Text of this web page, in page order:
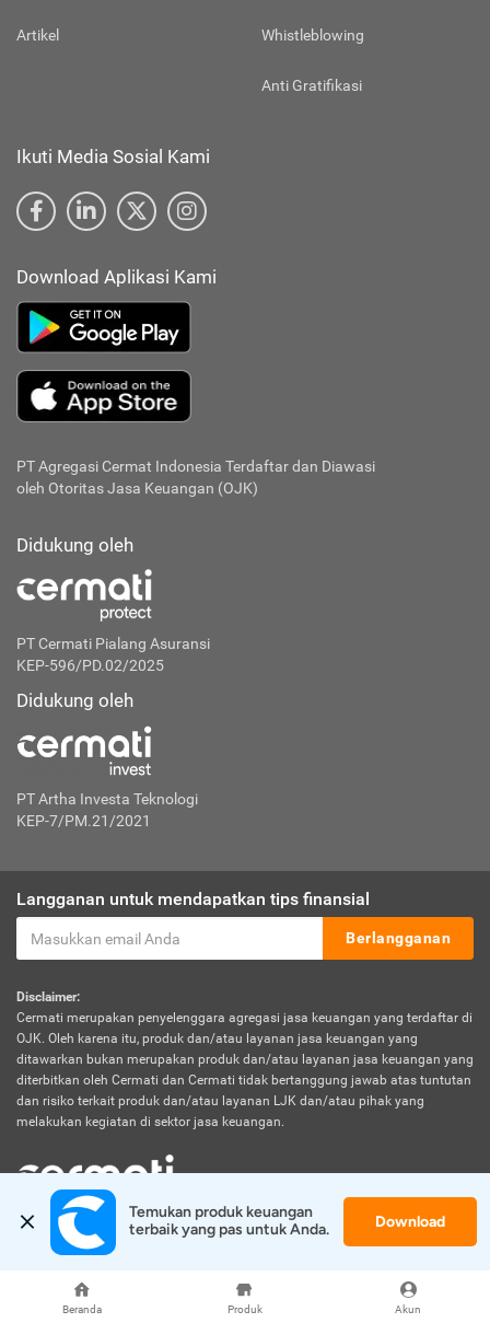
Beranda Produk Akun
Artikel Whistleblowing
Anti Gratifikasi
Ikuti Media Sosial Kami
Download Aplikasi Kami
PT Agregasi Cermat Indonesia Terdaftar dan Diawasi
oleh Otoritas Jasa Keuangan (OJK)
Didukung oleh
PT Cermati Pialang Asuransi
KEP-596/PD.02/2025
Didukung oleh
PT Artha Investa Teknologi
KEP-7/PM.21/2021
Langganan untuk mendapatkan tips finansial
Berlangganan
Disclaimer:
Cermati merupakan penyelenggara agregasi jasa keuangan yang terdaftar di
OJK. Oleh karena itu, produk dan/atau layanan jasa keuangan yang
ditawarkan bukan merupakan produk dan/atau layanan jasa keuangan yang
diterbitkan oleh Cermati dan Cermati tidak bertanggung jawab atas tuntutan
dan risiko terkait produk dan/atau layanan LJK dan/atau pihak yang
melakukan kegiatan di sektor jasa keuangan.
© 2026 Cermati. All Rights Reserved.
Temukan produk keuangan
terbaik yang pas untuk Anda.
Download